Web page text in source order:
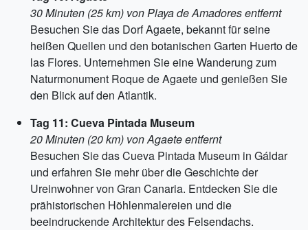
30 Minuten (25 km) von Playa de Amadores entfernt
Besuchen Sie das Dorf Agaete, bekannt für seine
heißen Quellen und den botanischen Garten Huerto de
las Flores. Unternehmen Sie eine Wanderung zum
Naturmonument Roque de Agaete und genießen Sie
den Blick auf den Atlantik.
Tag 11: Cueva Pintada Museum
20 Minuten (20 km) von Agaete entfernt
Besuchen Sie das Cueva Pintada Museum in Gáldar
und erfahren Sie mehr über die Geschichte der
Ureinwohner von Gran Canaria. Entdecken Sie die
prähistorischen Höhlenmalereien und die
beeindruckende Architektur des Felsendachs.